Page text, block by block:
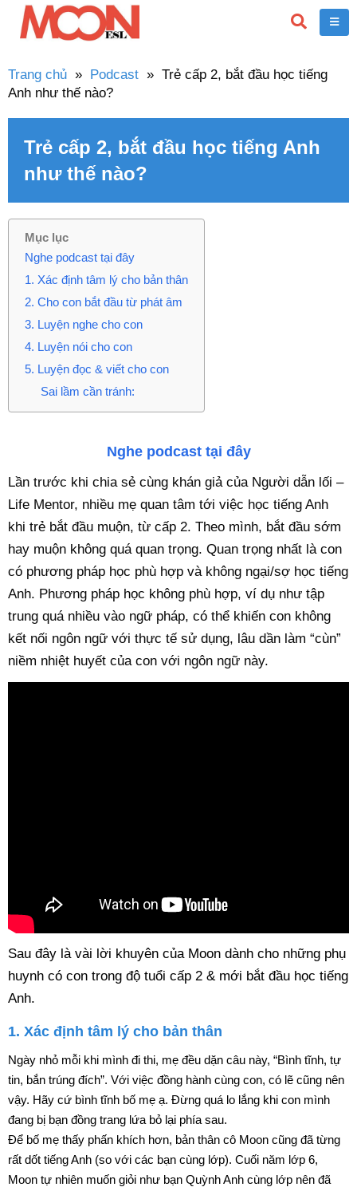
Trang chủ » Podcast » Trẻ cấp 2, bắt đầu học tiếng
Anh như thế nào?
Trẻ cấp 2, bắt đầu học tiếng Anh
như thế nào?
Mục lục
Nghe podcast tại đây
1. Xác định tâm lý cho bản thân
2. Cho con bắt đầu từ phát âm
3. Luyện nghe cho con
4. Luyện nói cho con
5. Luyện đọc & viết cho con
Sai lầm cần tránh:
Nghe podcast tại đây
Lần trước khi chia sẻ cùng khán giả của Người dẫn lối –
Life Mentor, nhiều mẹ quan tâm tới việc học tiếng Anh
khi trẻ bắt đầu muộn, từ cấp 2. Theo mình, bắt đầu sớm
hay muộn không quá quan trọng. Quan trọng nhất là con
có phương pháp học phù hợp và không ngại/sợ học tiếng
Anh. Phương pháp học không phù hợp, ví dụ như tập
trung quá nhiều vào ngữ pháp, có thể khiến con không
kết nối ngôn ngữ với thực tế sử dụng, lâu dần làm “cùn”
niềm nhiệt huyết của con với ngôn ngữ này.
Sau đây là vài lời khuyên của Moon dành cho những phụ
huynh có con trong độ tuổi cấp 2 & mới bắt đầu học tiếng
Anh.
1. Xác định tâm lý cho bản thân
Ngày nhỏ mỗi khi mình đi thi, mẹ đều dặn câu này, “Bình tĩnh, tự
tin, bắn trúng đích”. Với việc đồng hành cùng con, có lẽ cũng nên
vậy. Hãy cứ bình tĩnh bố mẹ ạ. Đừng quá lo lắng khi con mình
đang bị bạn đồng trang lứa bỏ lại phía sau.
Để bố mẹ thấy phấn khích hơn, bản thân cô Moon cũng đã từng
rất dốt tiếng Anh (so với các bạn cùng lớp). Cuối năm lớp 6,
Moon tự nhiên muốn giỏi như bạn Quỳnh Anh cùng lớp nên đã